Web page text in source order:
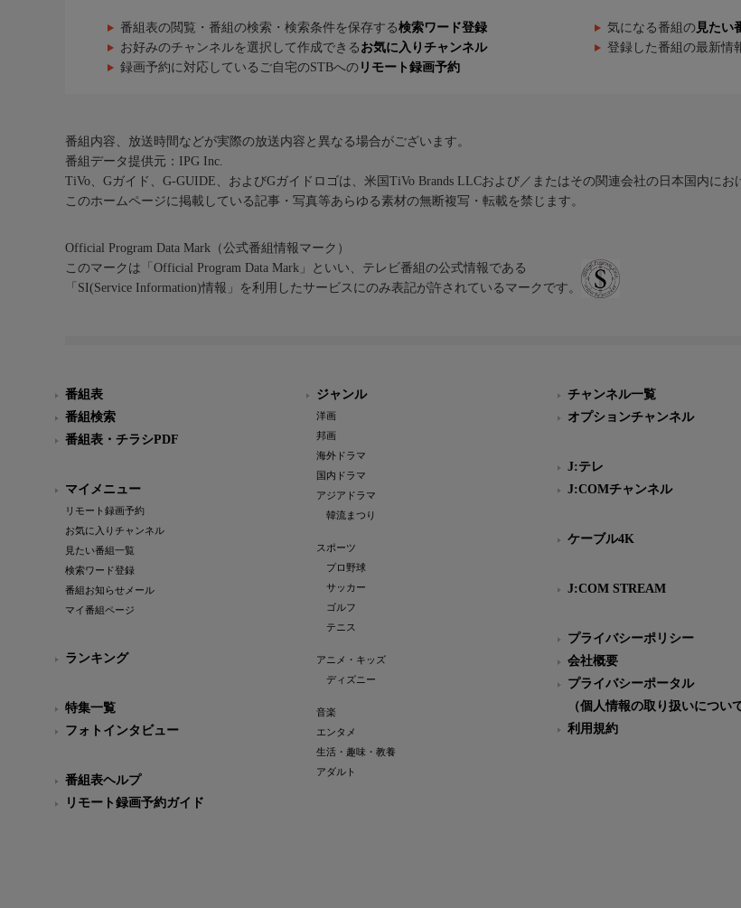
番組表の閲覧・番組の検索・検索条件を保存する検索ワード登録 気になる番組の 見たい
お好みのチャンネルを選択して作成できる お気に入りチャンネル 登録した番組の最新情
録画予約に対応しているご自宅のSTBへの リモート録画予約
番組内容、放送時間などが実際の放送内容と異なる場合がございます。
番組データ提供元：IPG Inc.
TiVo、Gガイド、G-GUIDE、およびGガイドロゴは、米国TiVo Brands LLCおよび／またはその関連会社の日本国内にお
このホームページに掲載している記事・写真等あらゆる素材の無断複写・転載を禁じます。
Official Program Data Mark（公式番組情報マーク）
このマークは「Official Program Data Mark」といい、テレビ番組の公式情報である
「SI(Service Information)情報」を利用したサービスにのみ表記が許されているマークです。
番組表
番組検索
番組表・チラシPDF
マイメニュー
リモート録画予約
お気に入りチャンネル
見たい番組一覧
検索ワード登録
番組お知らせメール
マイ番組ページ
ランキング
特集一覧
フォトインタビュー
番組表ヘルプ
リモート録画予約ガイド
ジャンル
洋画
邦画
海外ドラマ
国内ドラマ
アジアドラマ
韓流まつり
スポーツ
プロ野球
サッカー
ゴルフ
テニス
アニメ・キッズ
ディズニー
音楽
エンタメ
生活・趣味・教養
アダルト
チャンネル一覧
オプションチャンネル
J:テレ
J:COMチャンネル
ケーブル4K
J:COM STREAM
プライバシーポリシー
会社概要
プライバシーポータル
（個人情報の取り扱いについて
利用規約